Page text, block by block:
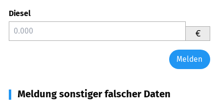
Diesel
€
Melden
Meldung sonstiger falscher Daten